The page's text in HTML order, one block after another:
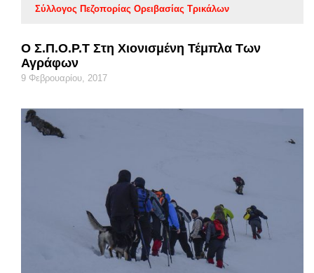
Σύλλογος Πεζοπορίας Ορειβασίας Τρικάλων
Ο Σ.Π.Ο.Ρ.Τ Στη Χιονισμένη Τέμπλα Των
Αγράφων
9 Φεβρουαρίου, 2017